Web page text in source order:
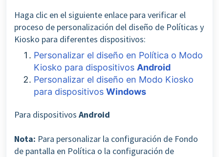
Haga clic en el siguiente enlace para verificar el
proceso de personalización del diseño de Políticas y
Kiosko para diferentes dispositivos:
Personalizar el diseño en Política o Modo
Kiosko para dispositivos Android
Personalizar el diseño en Modo Kiosko
para dispositivos Windows
Para dispositivos Android
Nota: Para personalizar la configuración de Fondo
de pantalla en Política o la configuración de